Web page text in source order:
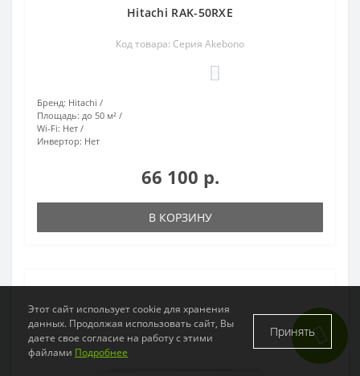
Hitachi RAK-50RXE
Код товара: Серия Akebono
Бренд: Hitachi
Площадь: до 50 м²
Wi-Fi: Нет
Инвертор: Нет
66 100 р.
В КОРЗИНУ
Этот сайт использует cookie для хранения
данных. Продолжая использовать сайт, Вы
даете свое согласие на работу с этими
файлами Подробнее
Принять